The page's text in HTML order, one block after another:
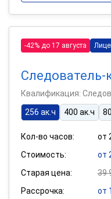
-42% до 17 августа
Квалификация:
256 ак.ч
400 ак.ч
Кол-во часов:
от
Стоимость:
от
Старая цена:
39
Рассрочка:
от